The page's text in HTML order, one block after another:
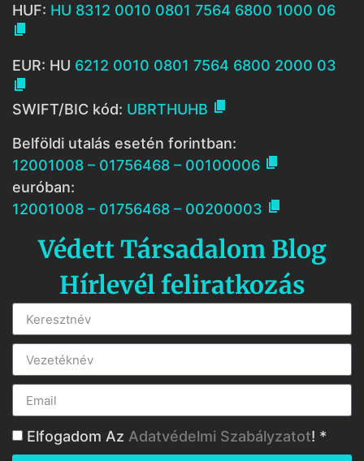
HUF: HU 8312 0010 0801 7564 6800 1000 06

EUR: HU 6212 0010 0801 7564 6800 2000 03

SWIFT/BIC kód: UBRTHUHB 
Belföldi utalás esetén forintban:
12001008 – 01756468 – 00100006 
euróban:
12001008 – 01756468 – 00200003 
Védett Társadalom Blog
Hírlevél feliratkozás
Elfogadom Az Adatvédelmi Szabályzatot! *